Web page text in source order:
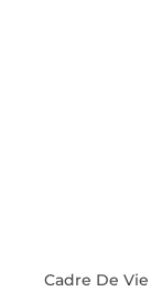
Cadre De